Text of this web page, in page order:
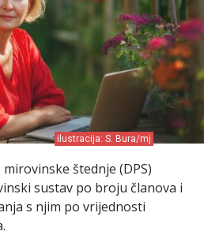
ilustracija: S. Bura/mj
štednje (DPS)
sustav po broju članova i
s njim po vrijednosti